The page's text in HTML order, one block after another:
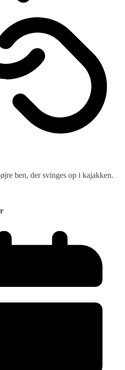
ben, der svinges op i kajakken.